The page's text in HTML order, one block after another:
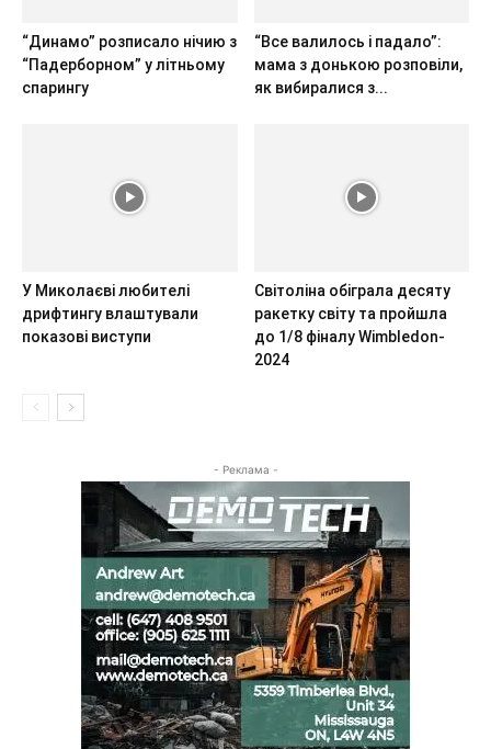
“Динамо” розписало нічию з
“Падерборном” у літньому
спарингу
“Все валилось і падало”:
мама з донькою розповіли,
як вибиралися з...
У Миколаєві любителі
дрифтингу влаштували
показові виступи
Світоліна обіграла десяту
ракетку світу та пройшла
до 1/8 фіналу Wimbledon-
2024
- Реклама -